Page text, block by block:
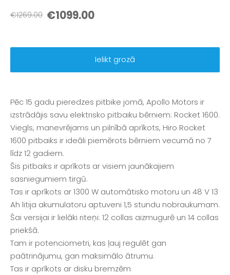
€1269.00 €1099.00
Ielikt grozā
Pēc 15 gadu pieredzes pitbike jomā, Apollo Motors ir
izstrādājis savu elektrisko pitbaiku bērniem: Rocket 1600.
Viegls, manevrējams un pilnībā aprīkots, Hiro Rocket
1600 pitbaiks ir ideāli piemērots bērniem vecumā no 7
līdz 12 gadiem.
Šis pitbaiks ir aprīkots ar visiem jaunākajiem
sasniegumiem tirgū.
Tas ir aprīkots ar 1300 W automātisko motoru un 48 V 13
Ah litija akumulatoru aptuveni 1,5 stundu nobraukumam.
Šai versijai ir lielāki riteņi: 12 collas aizmugurē un 14 collas
priekšā.
Tam ir potenciometri, kas ļauj regulēt gan
paātrinājumu, gan maksimālo ātrumu.
Tas ir aprīkots ar disku bremzēm